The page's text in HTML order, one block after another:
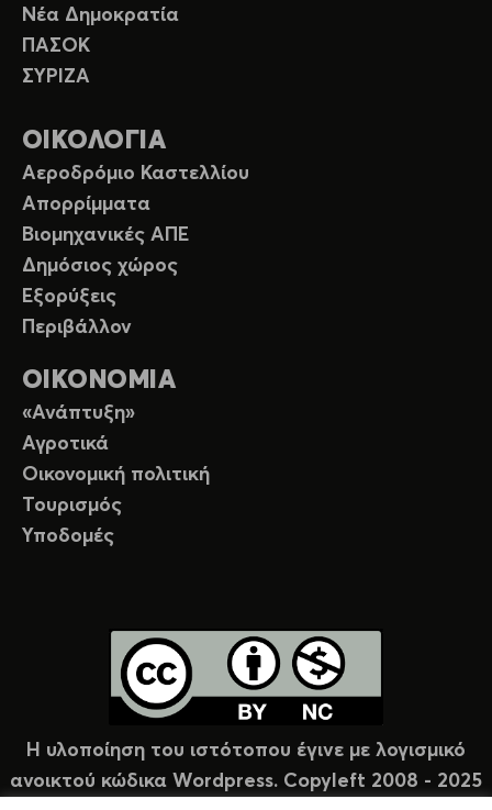
Νέα Δημοκρατία
ΠΑΣΟΚ
ΣΥΡΙΖΑ
ΟΙΚΟΛΟΓΙΑ
Αεροδρόμιο Καστελλίου
Απορρίμματα
Βιομηχανικές ΑΠΕ
Δημόσιος χώρος
Εξορύξεις
Περιβάλλον
ΟΙΚΟΝΟΜΙΑ
«Ανάπτυξη»
Αγροτικά
Οικονομική πολιτική
Τουρισμός
Υποδομές
Η υλοποίηση του ιστότοπου έγινε με λογισμικό
ανοικτού κώδικα Wordpress. Copyleft 2008 - 2025